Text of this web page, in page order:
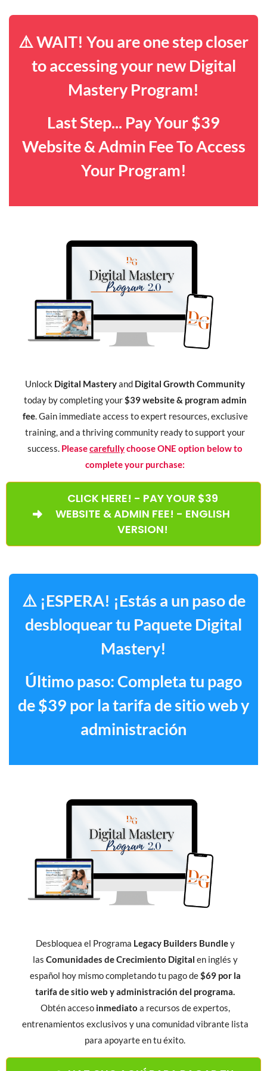
⚠️ WAIT! You are one step closer
to accessing your new Digital
Mastery Program!
Last Step... Pay Your $39
Website & Admin Fee To Access
Your Program!
Unlock Digital Masteryand Digital Growth Community
today by completing your$39 website & program admin
fee. Gain immediate access to expert resources, exclusive
training, and a thriving community ready to support your
success. Pleasecarefullychoose ONE option below to
complete your purchase:
CLICK HERE! - PAY YOUR $39
WEBSITE & ADMIN FEE! - ENGLISH
VERSION!
⚠️ ¡ESPERA! ¡Estás a un paso de
desbloquear tu Paquete Digital
Mastery!
Último paso: Completa tu pago
de $39 por la tarifa de sitio web y
administración
Desbloquea el Programa Legacy Builders Bundley
las Comunidades de Crecimiento Digital en inglés y
español hoy mismo completando tu pago de$69 por la
tarifa de sitio web y administración del programa.
Obtén acceso inmediato a recursos de expertos,
entrenamientos exclusivos y una comunidad vibrante lista
para apoyarte en tu éxito.